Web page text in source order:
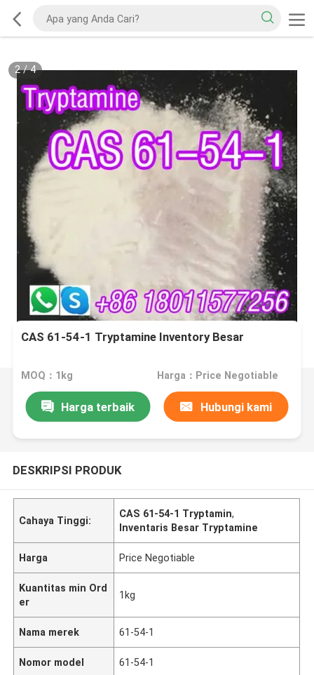
2/4
CAS 61-54-1 Tryptamine Inventory Besar
MOQ：1kg Harga：Price Negotiable
Harga terbaik Hubungi kami
DESKRIPSI PRODUK
Cahaya Tinggi:
CAS 61-54-1 Tryptamin,
Inventaris Besar Tryptamine
Harga Price Negotiable
Kuantitas min Ord
er
1kg
Nama merek 61-54-1
Nomor model 61-54-1